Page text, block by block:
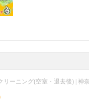
リーニング(空室・退去後) | 神